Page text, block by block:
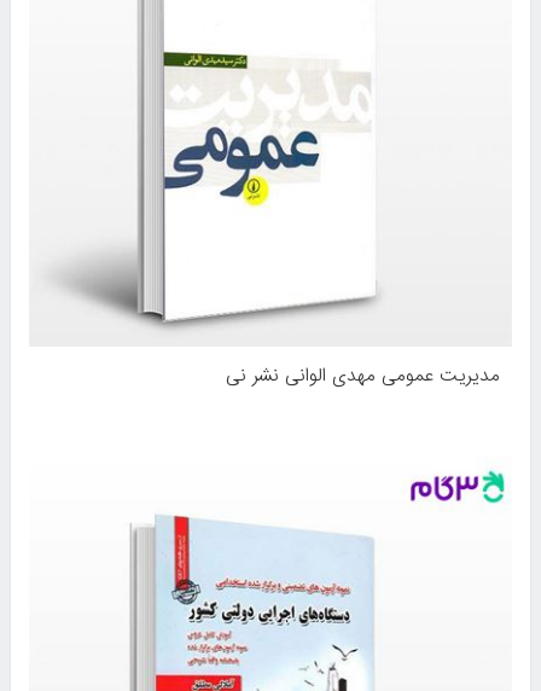
مدیریت عمومی مهدی الوانی نشر نی